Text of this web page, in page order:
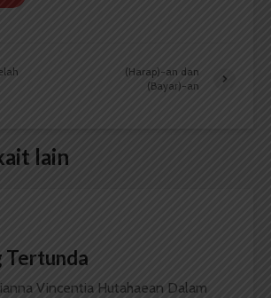
(Harap)-an dan
(Bayar)-an
lain
Tertunda
Vincentia Hutahaean Dalam